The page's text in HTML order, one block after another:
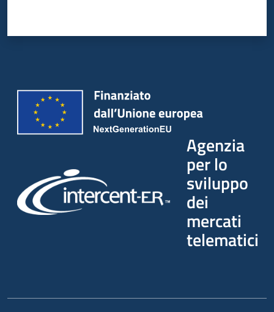
Agenzia
per lo
sviluppo
dei
mercati
telematici